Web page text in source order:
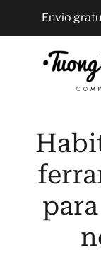
o
Conteúdo
Envio